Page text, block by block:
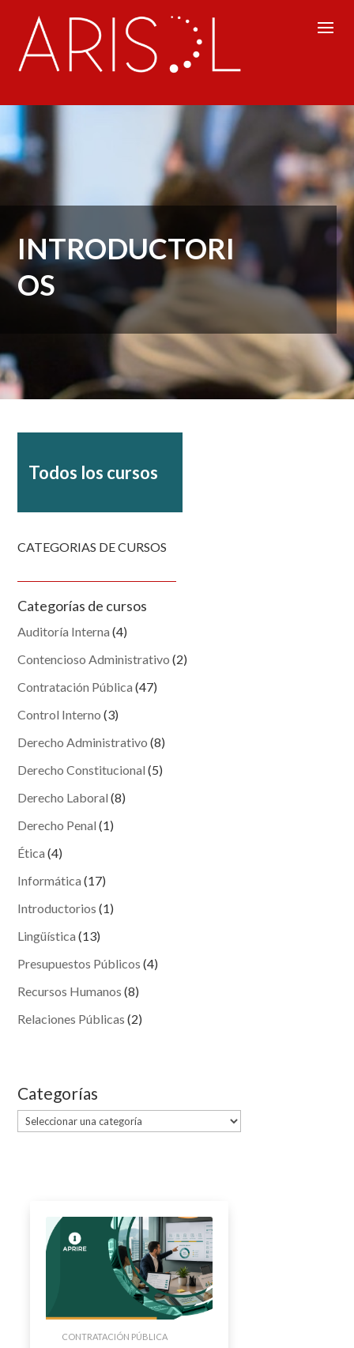
INTRODUCTORI
OS
Todos los cursos
CATEGORIAS DE CURSOS
Categorías de cursos
Auditoría Interna (4)
Contencioso Administrativo (2)
Contratación Pública (47)
Control Interno (3)
Derecho Administrativo (8)
Derecho Constitucional (5)
Derecho Laboral (8)
Derecho Penal (1)
Ética (4)
Informática (17)
Introductorios (1)
Lingüística (13)
Presupuestos Públicos (4)
Recursos Humanos (8)
Relaciones Públicas (2)
Categorías
Categorías
CONTRATACIÓN PÚBLICA